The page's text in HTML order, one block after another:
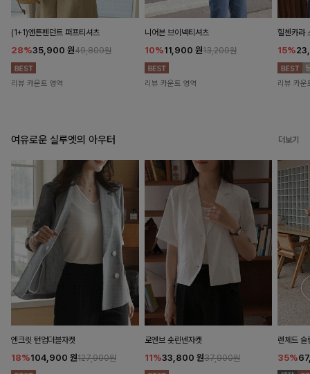
(1+1)앤튼펜던트 퍼프티셔츠
28%35,900 원49,800원
리뷰 카운트 영역
니어븐 브이넥티셔츠
10%11,900 원13,200원
리뷰 카운트 영역
힐첸카라
15%
리뷰 카운
여유로운 실루엣의 아우터 더보기
엔크릿 턴업더블자켓
18%104,900 원127,900원
로엔브 숏린넨자켓
11%33,800 원37,900원
렌체드
35%